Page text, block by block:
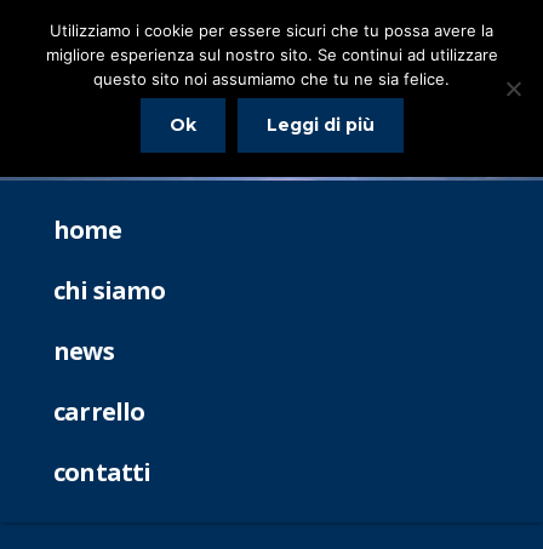
home
chi siamo
news
carrello
contatti
Utilizziamo i cookie per essere sicuri che tu possa avere la
migliore esperienza sul nostro sito. Se continui ad utilizzare
questo sito noi assumiamo che tu ne sia felice.
Ok Leggi di più